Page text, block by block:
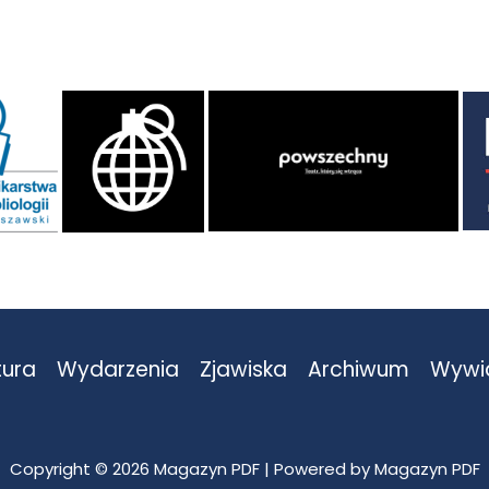
Wydarzenia Zjawiska Archiwum
Copyright © 2026 Magazyn PDF | Powered by Magazyn PDF